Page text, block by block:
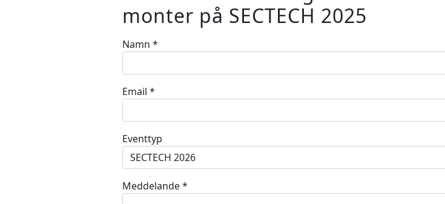
monter på SECTECH 2025
Namn *
Email *
Eventtyp
Meddelande*